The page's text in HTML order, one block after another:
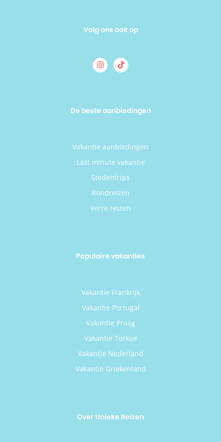
Volg ons ook op
De beste aanbiedingen
Vakantie aanbiedingen
Last minute vakantie
Stedentrips
Rondreizen
Verre reizen
Populaire vakanties
Vakantie Frankrijk
Vakantie Portugal
Vakantie Praag
Vakantie Turkije
Vakantie Nederland
Vakantie Griekenland
Over Unieke Reizen